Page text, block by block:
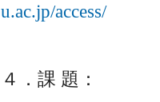
u.ac.jp/access/
４．課 題：